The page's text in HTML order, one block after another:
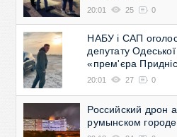
20:01 25 0
НАБУ і САП
депутату
«прем'єра
20:01 27 0
Российский дрон
румынском